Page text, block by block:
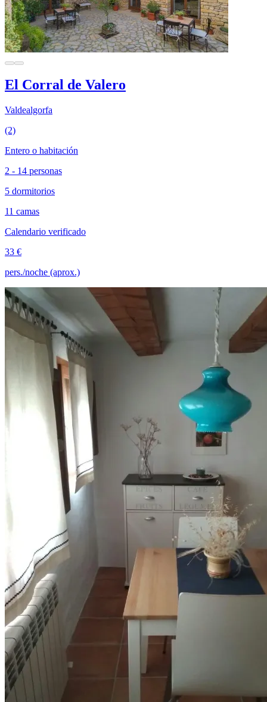
El Corral de Valero
Valdealgorfa
(2)
Entero o habitación
2 - 14 personas
5 dormitorios
11 camas
Calendario verificado
33 €
pers./noche (aprox.)